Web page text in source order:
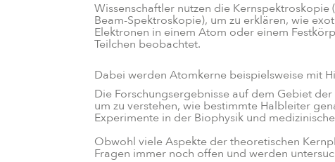
Wissenschaftler nutzen die
Beam-Spektroskopie), um zu erklären, wie
Elektronen in einem Atom oder einem
Teilchen beobachtet.
Dabei werden Atomkerne beispielsweise mit
Die Forschungsergebnisse auf dem Gebiet
um zu verstehen, wie bestimmte Halbleiter
Experimente in der Biophysik und
Obwohl viele Aspekte der theoretischen
Fragen immer noch offen und werden